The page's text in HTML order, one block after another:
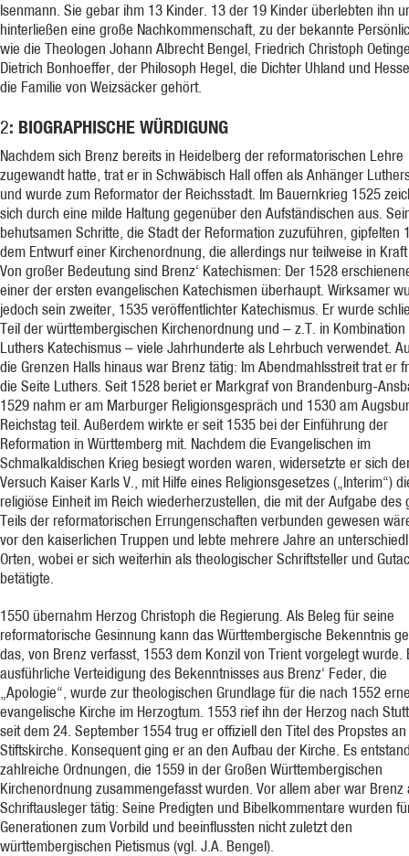
Isenmann. Sie gebar ihm 13 Kinder. 13 der 19 Kinder überlebten ihn
hinterließen eine große Nachkommenschaft, zu der bekannte
wie die Theologen Johann Albrecht Bengel, Friedrich Christoph
Dietrich Bonhoeffer, der Philosoph Hegel, die Dichter Uhland und
die Familie von Weizsäcker gehört.
2: BIOGRAPHISCHE WÜRDIGUNG
Nachdem sich Brenz bereits in Heidelberg der reformatorischen Lehre
zugewandt hatte, trat er in Schwäbisch Hall offen als Anhänger
und wurde zum Reformator der Reichsstadt. Im Bauernkrieg 1525
sich durch eine milde Haltung gegenüber den Aufständischen aus.
behutsamen Schritte, die Stadt der Reformation zuzuführen, gipfelten
dem Entwurf einer Kirchenordnung, die allerdings nur teilweise in
Von großer Bedeutung sind Brenz‘ Katechismen: Der 1528
einer der ersten evangelischen Katechismen überhaupt. Wirksamer
jedoch sein zweiter, 1535 veröffentlichter Katechismus. Er wurde
Teil der württembergischen Kirchenordnung und – z.T. in Kombination
Luthers Katechismus – viele Jahrhunderte als Lehrbuch verwendet.
die Grenzen Halls hinaus war Brenz tätig: Im Abendmahlsstreit trat er
die Seite Luthers. Seit 1528 beriet er Markgraf von Brandenburg-
1529 nahm er am Marburger Religionsgespräch und 1530 am
Reichstag teil. Außerdem wirkte er seit 1535 bei der Einführung der
Reformation in Württemberg mit. Nachdem die Evangelischen im
Schmalkaldischen Krieg besiegt worden waren, widersetzte er sich
Versuch Kaiser Karls V., mit Hilfe eines Religionsgesetzes („Interim“)
religiöse Einheit im Reich wiederherzustellen, die mit der Aufgabe des
Teils der reformatorischen Errungenschaften verbunden gewesen
vor den kaiserlichen Truppen und lebte mehrere Jahre an
Orten, wobei er sich weiterhin als theologischer Schriftsteller und
betätigte.
1550 übernahm Herzog Christoph die Regierung. Als Beleg für seine
reformatorische Gesinnung kann das Württembergische Bekenntnis
das, von Brenz verfasst, 1553 dem Konzil von Trient vorgelegt wurde.
ausführliche Verteidigung des Bekenntnisses aus Brenz‘ Feder, die
„Apologie“, wurde zur theologischen Grundlage für die nach 1552
evangelische Kirche im Herzogtum. 1553 rief ihn der Herzog nach
seit dem 24. September 1554 trug er offiziell den Titel des Propstes
Stiftskirche. Konsequent ging er an den Aufbau der Kirche. Es
zahlreiche Ordnungen, die 1559 in der Großen Württembergischen
Kirchenordnung zusammengefasst wurden. Vor allem aber war Brenz
Schriftausleger tätig: Seine Predigten und Bibelkommentare wurden
Generationen zum Vorbild und beeinflussten nicht zuletzt den
württembergischen Pietismus (vgl. J.A. Bengel).